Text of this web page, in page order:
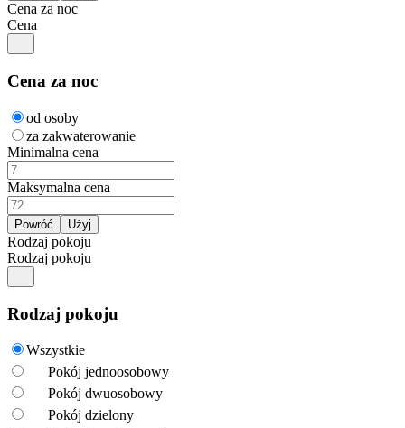
Cena za noc
Cena
Cena za noc
od osoby
za zakwaterowanie
Minimalna cena
Maksymalna cena
Rodzaj pokoju
Rodzaj pokoju
Rodzaj pokoju
Wszystkie
Pokój jednoosobowy
Pokój dwuosobowy
Pokój dzielony